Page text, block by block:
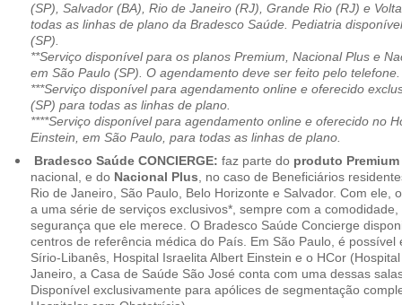
(SP), Salvador (BA), Rio de Janeiro (RJ), Grande Rio (RJ) e
todas as linhas de plano da Bradesco Saúde. Pediatria
(SP).
**Serviço disponível para os planos Premium, Nacional Plus e
em São Paulo (SP). O agendamento deve ser feito pelo telefone.
***Serviço disponível para agendamento online e oferecido
(SP) para todas as linhas de plano.
****Serviço disponível para agendamento online e oferecido no
Einstein, em São Paulo, para todas as linhas de plano.
Bradesco Saúde CONCIERGE: faz parte do produto Premium
nacional, e do Nacional Plus , no caso de Beneficiários
Rio de Janeiro, São Paulo, Belo Horizonte e Salvador. Com ele,
a uma série de serviços exclusivos*, sempre com a
segurança que ele merece. O Bradesco Saúde Concierge
centros de referência médica do País. Em São Paulo, é possível
Sírio-Libanês, Hospital Israelita Albert Einstein e o HCor
Janeiro, a Casa de Saúde São José conta com uma dessas
Disponível exclusivamente para apólices de segmentação